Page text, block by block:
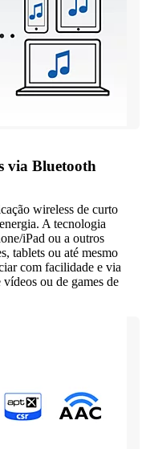
via Bluetooth
wireless de curto
A tecnologia
iPad ou a outros
tablets ou até mesmo
com facilidade e via
ou de games de